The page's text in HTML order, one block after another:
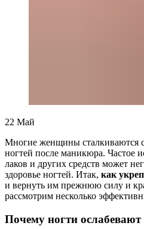
22 Май
Многие женщины сталкиваются
ногтей после маникюра. Частое
лаков и других средств может
здоровье ногтей. Итак, как
и вернуть им прежнюю силу и
рассмотрим несколько
Почему ногти